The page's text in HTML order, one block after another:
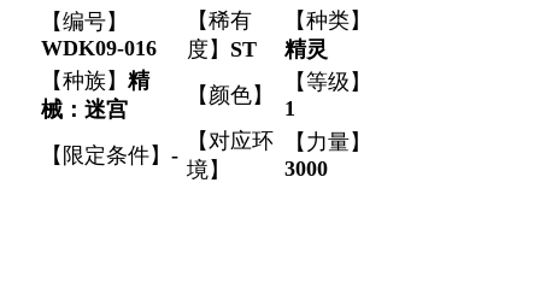
【编号】
WDK09-016
【稀有
度】 ST
【种类】
精灵
【种族】 精
械：迷宫
【颜色】
【等级】
1
【限定条件】 -
【对应环
境】
【力量】
3000